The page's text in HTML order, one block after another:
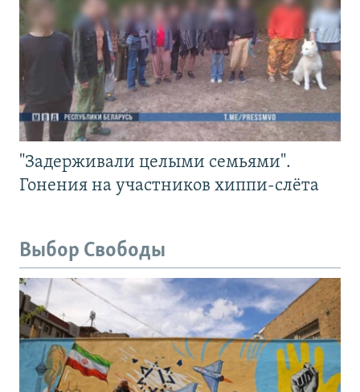
"Задерживали целыми семьями".
Гонения на участников хиппи-слёта
Выбор Свободы